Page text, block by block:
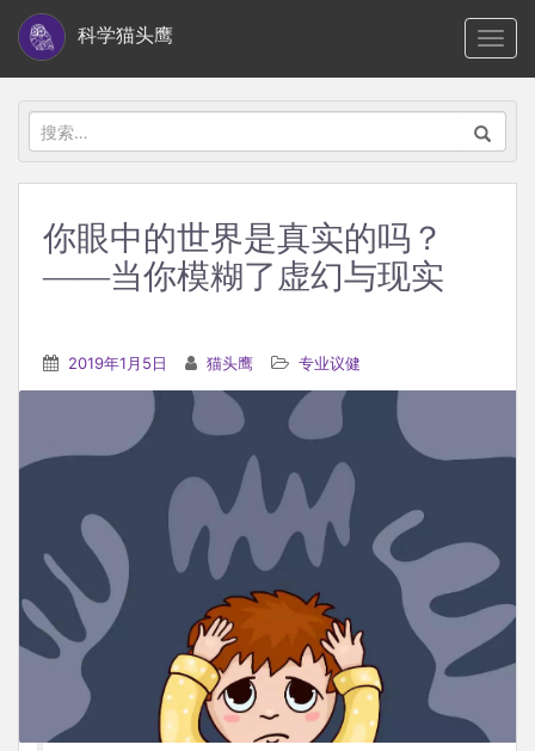
i
科学猫头鹰
搜
索：
你眼中的世界是真实的吗？
——当你模糊了虚幻与现实
2019年1月5日 猫头鹰 专业议健